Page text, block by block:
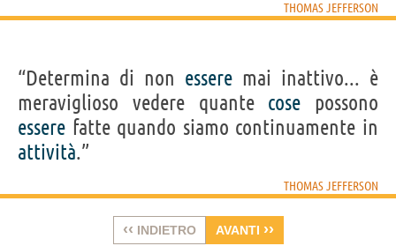
THOMAS JEFFERSON
“Determina di non essere mai inattivo... è
meraviglioso vedere quante cose possono
essere fatte quando siamo continuamente in
attività.”
THOMAS JEFFERSON
‹‹ INDIETRO AVANTI ››